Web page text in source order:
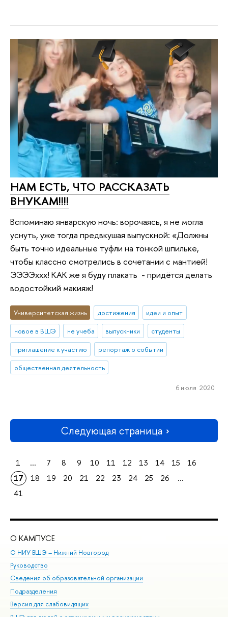
НАМ ЕСТЬ, ЧТО РАССКАЗАТЬ
ВНУКАМ!!!!
Вспоминаю январскую ночь: ворочаясь, я не могла
уснуть, уже тогда предвкушая выпускной: «Должны
быть точно идеальные туфли на тонкой шпильке,
чтобы классно смотрелись в сочетании с мантией!
ЭЭЭЭххх! КАК же я буду плакать - придётся делать
водостойкий макияж!
Университетская жизнь достижения
идеи и опыт
новое в ВШЭ
не учеба выпускники
студенты
приглашение к участию
репортаж о событии
общественная деятельность
6 июля 2020
Следующая страница
1 ... 7 8 9 10 11 12 13 14 15
16
17
18 19 20 21 22 23 24 25 26
...
41
О КАМПУСЕ
О НИУ ВШЭ – Нижний Новгород
Руководство
Сведения об образовательной организации
Подразделения
Версия для слабовидящих